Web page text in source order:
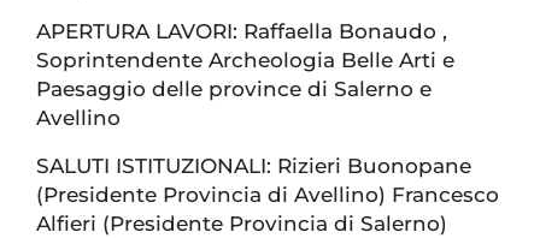
APERTURA LAVORI: Raffaella Bonaudo ,
Soprintendente Archeologia Belle Arti e
Paesaggio delle province di Salerno e
Avellino
SALUTI ISTITUZIONALI: Rizieri Buonopane
(Presidente Provincia di Avellino) Francesco
Alfieri (Presidente Provincia di Salerno)